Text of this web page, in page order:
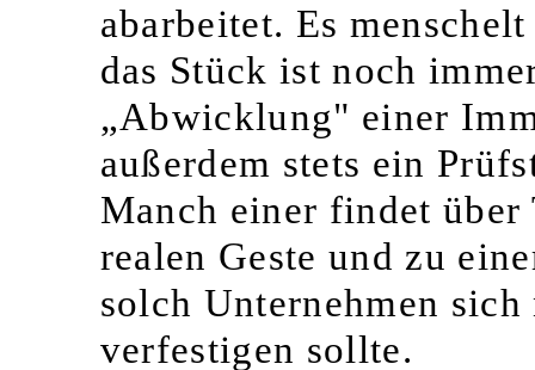
abarbeitet. Es
das Stück ist noch
„Abwicklung" einer
außerdem stets ein
Manch einer findet über
realen Geste und zu
solch Unternehmen
verfestigen sollte.